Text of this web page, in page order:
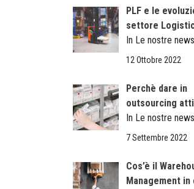
PLF e le
settore
In Le nostre news
12 Ottobre 2022
Perchè dare in
outsourcing
In Le nostre news
7 Settembre 2022
Cos’è il
Management